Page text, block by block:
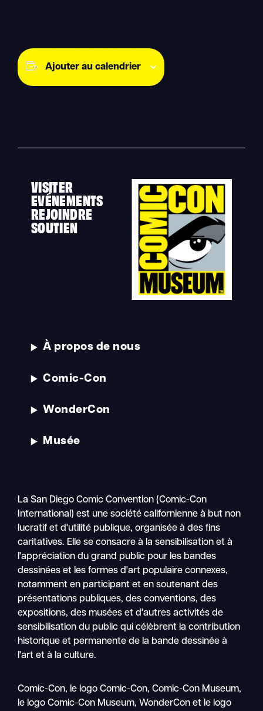
Nav
mobile
Ajouter au calendrier
VISITER
EVÉNEMENTS
REJOINDRE
SOUTIEN
À propos de nous
Comic-Con
WonderCon
Musée
La San Diego Comic Convention (Comic-Con
International) est une société californienne à but non
lucratif et d'utilité publique, organisée à des fins
caritatives. Elle se consacre à la sensibilisation et à
l'appréciation du grand public pour les bandes
dessinées et les formes d'art populaire connexes,
notamment en participant et en soutenant des
présentations publiques, des conventions, des
expositions, des musées et d'autres activités de
sensibilisation du public qui célèbrent la contribution
historique et permanente de la bande dessinée à
l'art et à la culture.
Comic-Con, le logo Comic-Con, Comic-Con Museum,
le logo Comic-Con Museum, WonderCon et le logo